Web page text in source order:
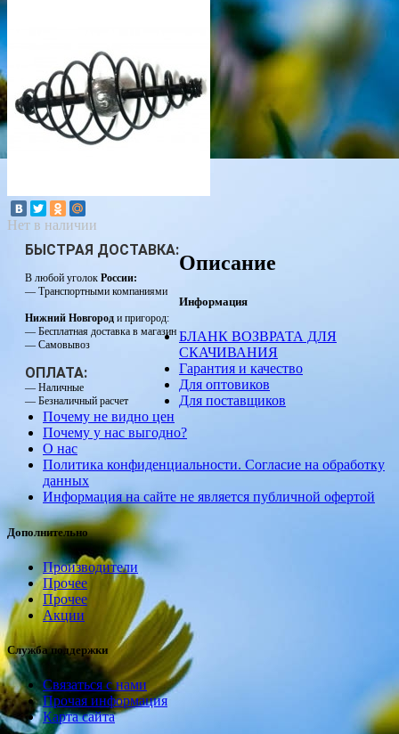
Нет в наличии
БЫСТРАЯ ДОСТАВКА:
В любой уголок России:
— Транспортными компаниями
Нижний Новгород и пригород:
— Бесплатная доставка в магазин
— Самовывоз
ОПЛАТА:
— Наличные
— Безналичный расчет
Описание
Информация
БЛАНК ВОЗВРАТА ДЛЯ
СКАЧИВАНИЯ
Гарантия и качество
Для оптовиков
Для поставщиков
Почему не видно цен
Почему у нас выгодно?
О нас
Политика конфиденциальности. Согласие на обработку
данных
Информация на сайте не является публичной офертой
Дополнительно
Производители
Прочее
Прочее
Акции
Служба поддержки
Связаться с нами
Прочая информация
Карта сайта